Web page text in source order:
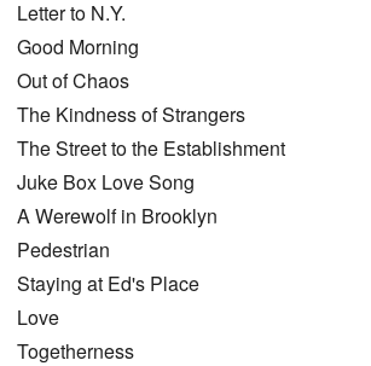
Letter to N.Y.
Good Morning
Out of Chaos
The Kindness of Strangers
The Street to the Establishment
Juke Box Love Song
A Werewolf in Brooklyn
Pedestrian
Staying at Ed's Place
Love
Togetherness